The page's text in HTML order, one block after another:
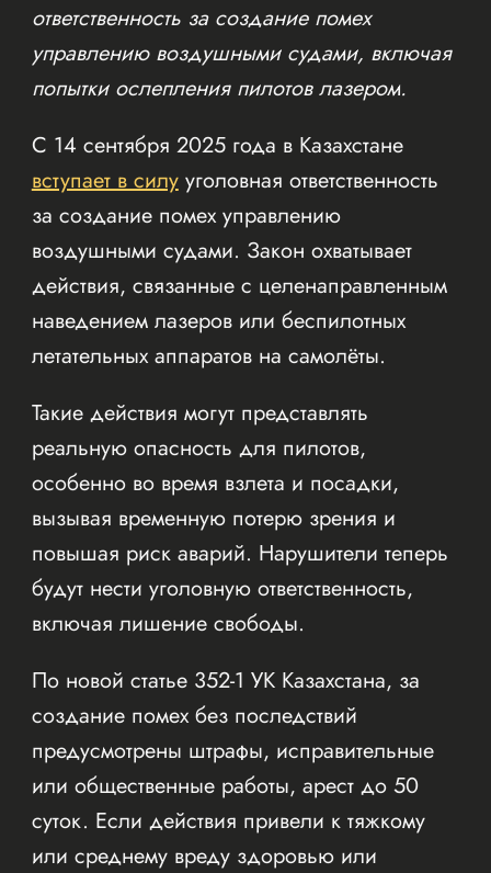
ответственность за создание помех
управлению воздушными судами, включая
попытки ослепления пилотов лазером.
С 14 сентября 2025 года в Казахстане
вступает в силууголовная ответственность
за создание помех управлению
воздушными судами. Закон охватывает
действия, связанные с целенаправленным
наведением лазеров или беспилотных
летательных аппаратов на самолёты.
Такие действия могут представлять
реальную опасность для пилотов,
особенно во время взлета и посадки,
вызывая временную потерю зрения и
повышая риск аварий. Нарушители теперь
будут нести уголовную ответственность,
включая лишение свободы.
По новой статье 352-1 УК Казахстана, за
создание помех без последствий
предусмотрены штрафы, исправительные
или общественные работы, арест до 50
суток. Если действия привели к тяжкому
или среднему вреду здоровью или